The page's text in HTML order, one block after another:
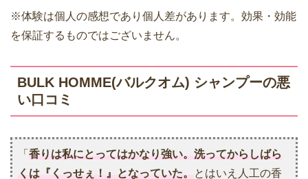
※体験は個人の感想であり個人差があります。効果・効能
を保証するものではございません。
BULK HOMME(バルクオム) シャンプーの悪
い口コミ
「 香りは私にとってはかなり強い。洗ってからしばら
くは『くっせぇ！』となっていた。
とはいえ人工の香